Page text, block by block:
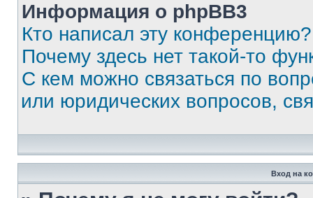
Информация о phpBB3
Кто написал эту конференцию?
Почему здесь нет такой-то
С кем можно связаться по
или юридических вопросов,
Вход на